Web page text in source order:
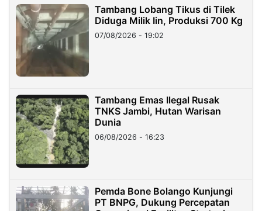
Tambang Lobang Tikus di Tilek
Diduga Milik Iin, Produksi 700 Kg
07/08/2026 - 19:02
Tambang Emas Ilegal Rusak
TNKS Jambi, Hutan Warisan
Dunia
06/08/2026 - 16:23
Pemda Bone Bolango Kunjungi
PT BNPG, Dukung Percepatan